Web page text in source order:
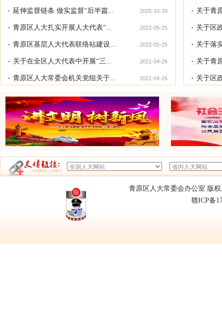
2025-10-20
延伸监督链条 做实监督“后半篇...
2022-05-25
青原区人大扎实开展人大代表“...
2022-05-25
青原区基层人大代表联络站建设...
2021-04-26
关于在全区人大代表中开展“三...
2021-04-26
青原区人大常委会机关党组关于...
关于青
关于区
关于落
关于青
关于区
青原区人大常委会办公室 版
赣ICP备